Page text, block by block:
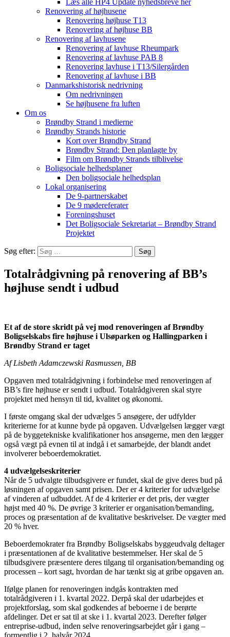
Læs alle HP4 Update nyhedsbreve her
Renovering af højhusene
Renovering højhuse T13
Renovering af højhuse BB
Renovering af lavhusene
Renovering af lavhuse Rheumpark
Renovering af lavhuse PAB 8
Renovering lavhuse i T13/Silergården
Renovering af lavhuse i BB
Danmarkshistorisk nedrivning
Om nedrivningen
Se højhusene fra luften
Om os
Brøndby Strand i medierne
Brøndby Strands historie
Kort over Brøndby Strand
Brøndby Strand: Den planlagte by
Film om Brøndby Strands tilblivelse
Boligsociale helhedsplaner
Den boligsociale helhedsplan
Lokal organisering
De 9-partnerskabet
De 9 mødereferater
Foreningshuset
Det Boligsociale Sekretariat – Brøndby Strand
Projektet
Søg efter:
Totalrådgivning på renovering af BB’s
højhuse sendt i udbud
Et af de store skridt på vej mod renoveringen af Brøndby
Boligselskabs fire højhuse i Ulsøparken og Hallingparken i
Brøndby Strand er taget
Af Lisbeth Adamczewski Rasmussen, BB
Opgaven med totalrådgivning i forbindelse med renoveringen af
BB’s fire højhuse er sendt i udbud. Totalrådgiveren skal styre
projektet med hensyn til tid, kvalitet og økonomi.
I første omgang skal der udvælges 5 ansøgere, der udfylder
kriterierne for at kunne byde på opgaven. Udvælgelsen lægger vægt
på de byggetekniske kvalifikationer hos ansøgerne, men den lægger
også vægt på evnen til at indgå i et samarbejde, der blandt andet
involverer beboerdemokratiet.
4 udvælgelseskriterier
Når de 5 udvalgte tilbudsgivere er fundet, skal de give deres bud på
løsningen af opgaven samt prisen. Der er 4 kriterier for udvælgelse
af vinderen af udbuddet. Af de 4 kriterier er det pris, der vægter
højst med 40 %. De øvrige 3 kriterier er organisation/bemanding,
proces og præsentation af de kvalitative beskrivelser. De vægter med
20 % hver.
Beboerdemokrater fra Brøndby Boligselskabs byggeudvalg deltager
i præsentationen af de kvalitative bestemmelser. Her skal de 5
tilbudsgivere præsentere deres tilgang til organisation/bemanding og
processen – kort sagt, hvordan de har tænkt sig at gribe opgaven an.
Ifølge planen for renoveringen indgås kontrakten med
totalrådgiveren i 1. kvartal 2022. Derpå skal der udarbejdes et
projektforslag, som skal godkendes af beboerne i de berørte
afdelinger. Det er sat til at ske i 1. kvartal 2023. Derefter følger
entreprise-udbud, inden selve renoveringsarbejdet går i gang –
formentlig i 2. halvår 2024.